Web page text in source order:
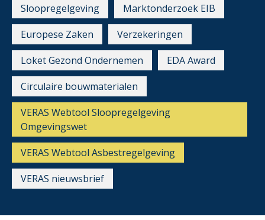
Sloopregelgeving
Marktonderzoek EIB
Europese Zaken
Verzekeringen
Loket Gezond Ondernemen
EDA Award
Circulaire bouwmaterialen
VERAS Webtool Sloopregelgeving
Omgevingswet
VERAS Webtool Asbestregelgeving
VERAS nieuwsbrief